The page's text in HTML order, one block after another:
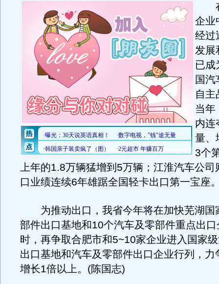
在
企业
经过
发展
已成
国
自主
当年
内连
量、
3个
上年的1.8万辆猛增到5万辆；江淮汽车公司
口业绩连续6年雄踞全国轻卡出口第一宝座
为推动出口，我省今年将在加快芜湖国
部件出口基地和10个汽车及零部件重点出
时，再争取合肥市和5~10家企业进入国家
出口基地和汽车及零部件出口企业行列，力
增长1倍以上。(陈国志)